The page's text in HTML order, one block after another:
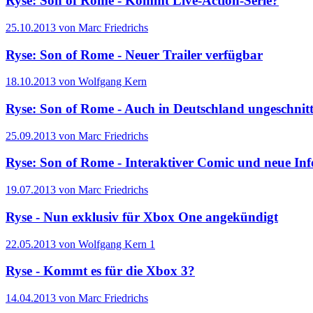
25.10.2013 von Marc Friedrichs
Ryse: Son of Rome - Neuer Trailer verfügbar
18.10.2013 von Wolfgang Kern
Ryse: Son of Rome - Auch in Deutschland
25.09.2013 von Marc Friedrichs
Ryse: Son of Rome - Interaktiver Comic und neue
19.07.2013 von Marc Friedrichs
Ryse - Nun exklusiv für Xbox One angekündigt
22.05.2013 von Wolfgang Kern 1
Ryse - Kommt es für die Xbox 3?
14.04.2013 von Marc Friedrichs